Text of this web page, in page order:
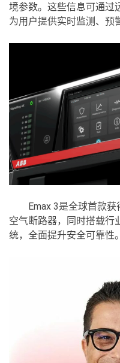
境参数。这些信息可通过
为用户提供实时监测、预
Emax 3是全球首款
空气断路器，同时搭载行
统，全面提升安全可靠性。